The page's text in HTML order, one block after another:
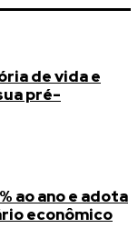
de vida e
pré-
ao ano e adota
econômico